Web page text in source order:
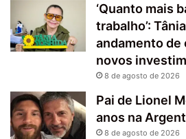
‘Quanto mais
trabalho’:
andamento de
novos
8 de agosto de 2026
Pai de Lionel
anos na
8 de agosto de 2026